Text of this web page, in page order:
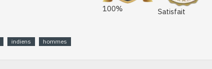
100% Satisfait
indiens hommes